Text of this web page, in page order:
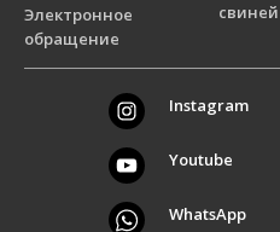
свиней
Электронное
обращение
Instagram
Youtube
WhatsApp